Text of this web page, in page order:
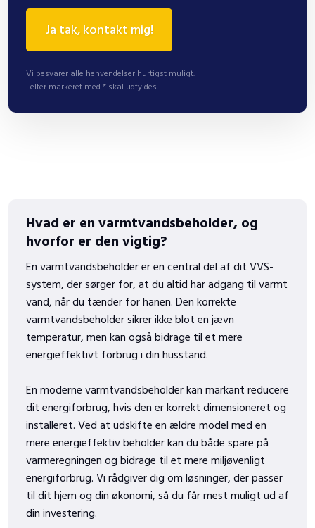
Vi besvarer alle henvendelser hurtigst muligt.
Felter markeret med * skal udfyldes.​
Hvad er en varmtvandsbeholder, og
hvorfor er den vigtig?
​En varmtvandsbeholder er en central del af dit VVS-
system, der sørger for, at du altid har adgang til varmt
vand, når du tænder for hanen. Den korrekte
varmtvandsbeholder sikrer ikke blot en jævn
temperatur, men kan også bidrage til et mere
energieffektivt forbrug i din husstand.
En moderne varmtvandsbeholder kan markant reducere
dit energiforbrug, hvis den er korrekt dimensioneret og
installeret. Ved at udskifte en ældre model med en
mere energieffektiv beholder kan du både spare på
varmeregningen og bidrage til et mere miljøvenligt
energiforbrug. Vi rådgiver dig om løsninger, der passer
til dit hjem og din økonomi, så du får mest muligt ud af
din investering.